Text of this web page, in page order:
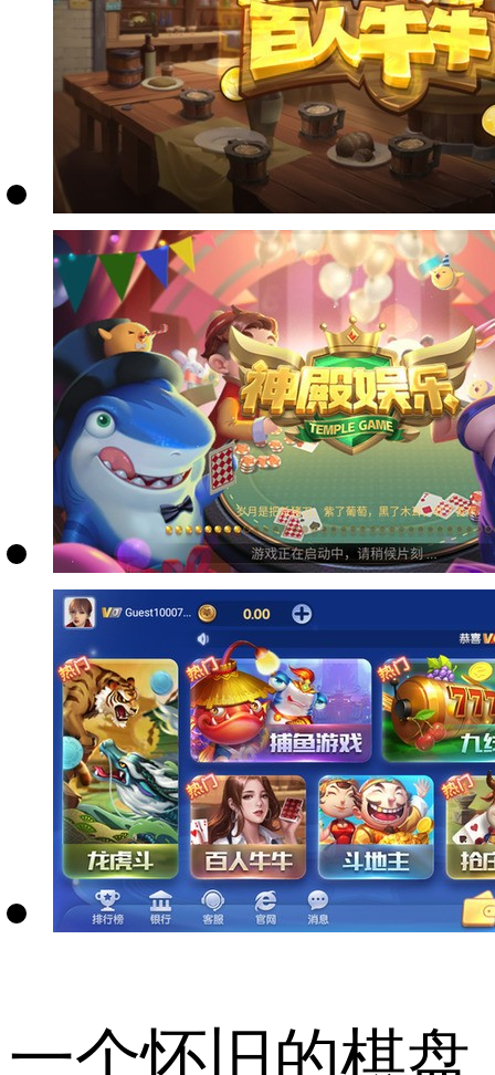
一个怀旧的棋盘